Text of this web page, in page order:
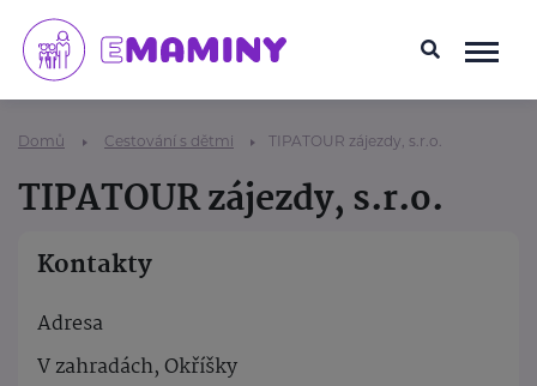
Domů Cestování s dětmi TIPATOUR zájezdy, s.r.o.
TIPATOUR zájezdy, s.r.o.
Kontakty
Adresa
V zahradách, Okříšky